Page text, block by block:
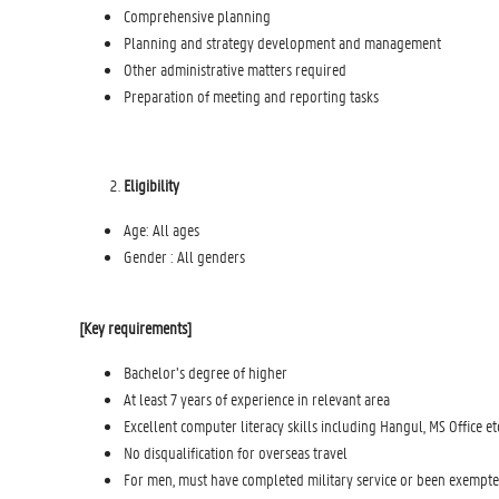
Comprehensive planning
Planning and strategy development and management
Other administrative matters required
Preparation of meeting and reporting tasks
Eligibility
Age: All ages
Gender : All genders
[Key requirements]
Bachelor’s degree of higher
At least 7 years of experience in relevant area
Excellent computer literacy skills including Hangul, MS Office
No disqualification for overseas travel
For men, must have completed military service or been